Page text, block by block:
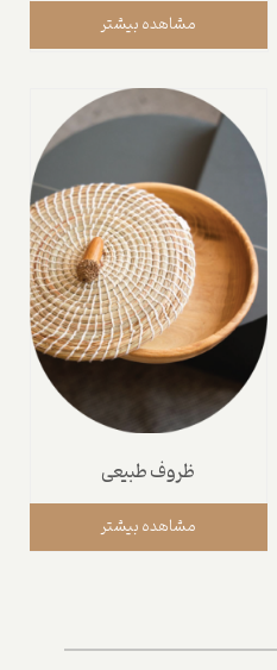
مشاهده بیشتر
ظروف طبیعی
مشاهده بیشتر